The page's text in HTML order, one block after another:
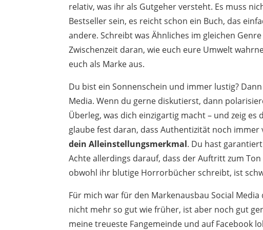
relativ, was ihr als Gutgeher versteht. Es muss
Bestseller sein, es reicht schon ein Buch, das
andere. Schreibt was Ähnliches im gleichen
Zwischenzeit daran, wie euch eure Umwelt
euch als Marke aus.
Du bist ein Sonnenschein und immer lustig? Dann
Media. Wenn du gerne diskutierst, dann
Überleg, was dich einzigartig macht – und zeig es
glaube fest daran, dass Authentizität noch
dein Alleinstellungsmerkmal. Du hast
Achte allerdings darauf, dass der Auftritt zum
obwohl ihr blutige Horrorbücher schreibt, ist
Für mich war für den Markenausbau Social
nicht mehr so gut wie früher, ist aber noch gut
meine treueste Fangemeinde und auf Facebook